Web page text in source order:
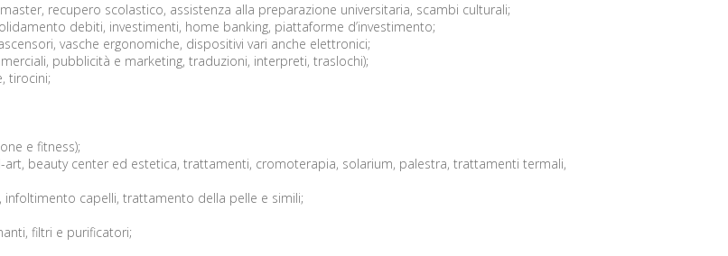
recupero scolastico, assistenza alla preparazione universitaria, scambi culturali;
debiti, investimenti, home banking, piattaforme d’investimento;
vasche ergonomiche, dispositivi vari anche elettronici;
pubblicità e marketing, traduzioni, interpreti, traslochi);
tirocini;
e fitness);
beauty center ed estetica, trattamenti, cromoterapia, solarium, palestra, trattamenti termali,
capelli, trattamento della pelle e simili;
filtri e purificatori;